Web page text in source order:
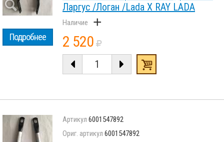
Подробнее
Ларгус /Логан /Lada X RAY LADA
+
2 520
6001547892
6001547892